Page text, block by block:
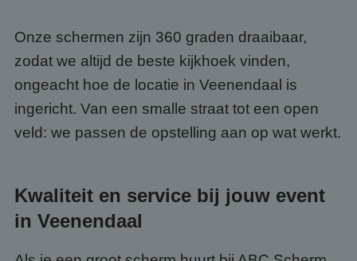
Onze schermen zijn 360 graden draaibaar,
zodat we altijd de beste kijkhoek vinden,
ongeacht hoe de locatie in Veenendaal is
ingericht. Van een smalle straat tot een open
veld: we passen de opstelling aan op wat werkt.
Kwaliteit en service bij jouw event
in Veenendaal